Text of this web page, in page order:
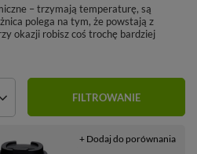
– trzymają temperaturę, są
polega na tym, że powstają z
okazji robisz coś trochę bardziej
FILTROWANIE
+ Dodaj do porównania